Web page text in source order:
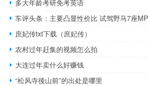
多大年龄考研免考英语
车评头条：主要凸显性价比 试驾野马7座
庶妃传txt下载（庶妃传）
农村过年赶集的视频怎么拍
大连过年卖什么好赚钱
“松风寺後山前”的出处是哪里